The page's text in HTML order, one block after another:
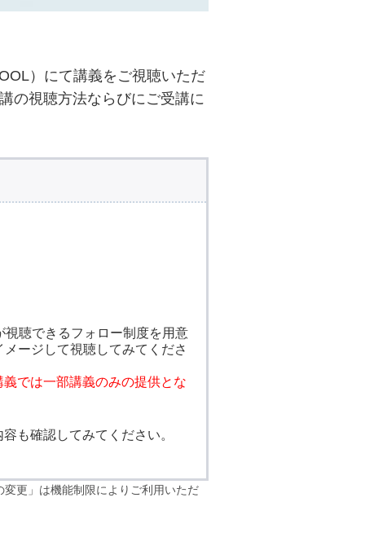
）にて講義をご視聴いただ
の視聴方法ならびにご受講に
聴できるフォロー制度を用意
ージして視聴してみてくださ
では一部講義のみの提供とな
も確認してみてください。
更」は機能制限によりご利用いただ